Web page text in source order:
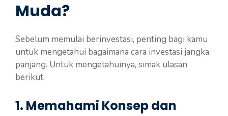
Muda?
Sebelum memulai berinvestasi, penting bagi kamu
untuk mengetahui bagaimana cara investasi jangka
panjang. Untuk mengetahuinya, simak ulasan
berikut.
1. Memahami Konsep dan